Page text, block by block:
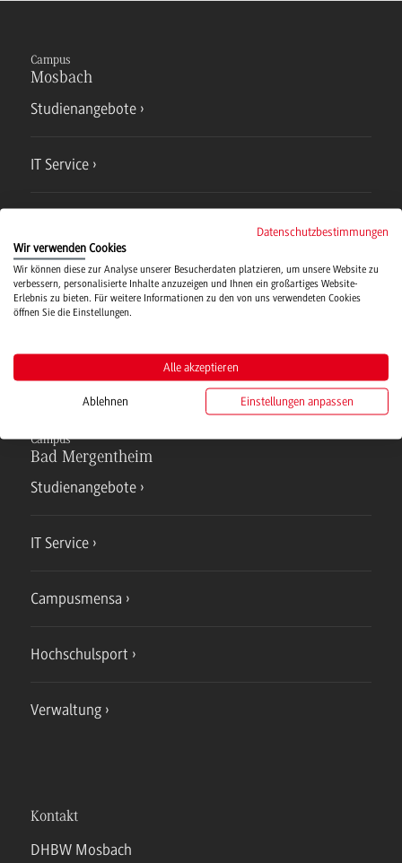
Campus
Mosbach
Studienangebote
IT Service
Hochschulsport
Campus
Bad Mergentheim
Studienangebote
IT Service
Campusmensa
Hochschulsport
Verwaltung
Kontakt
DHBW Mosbach
Datenschutzbestimmungen
Wir verwenden Cookies
Wir können diese zur Analyse unserer Besucherdaten platzieren, um unsere Website zu
verbessern, personalisierte Inhalte anzuzeigen und Ihnen ein großartiges Website-
Erlebnis zu bieten. Für weitere Informationen zu den von uns verwendeten Cookies
öffnen Sie die Einstellungen.
Alle akzeptieren
Ablehnen Einstellungen anpassen